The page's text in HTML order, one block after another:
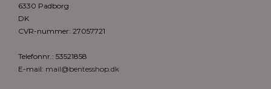
6330 Padborg
DK
CVR-nummer: 27057721
Telefonnr.: 53521858
E-mail: mail@bentesshop.dk